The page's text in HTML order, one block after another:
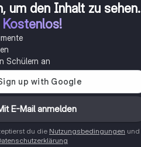
um den Inhalt zu sehen.
Kostenlos!
Schülern an
E-Mail anmelden
du die Nutzungsbedingungen und